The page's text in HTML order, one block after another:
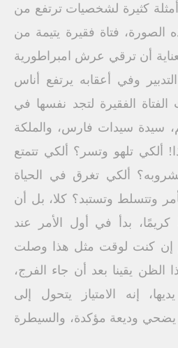
كثيرة لشخصيات ترتفع من
الصورة، فتاة فقيرة يتيمة من
أن ترقي عرش امبراطورية
وفي أعقابه يرتفع أناس
الفقيرة لتجد نفسها في
سيدة سيدات فارس، والملكة
ألكي تلهو وتسر؟ ألكي تتمتع
ألكي تغرق في الحياة
وتتسلط وتستبد؟ كلا، بل أن
كريمًا، بدأ في أول الأمر عند
إن كنت لوقت مثل هذا وصلت
الظن يقينا بعد أن جاء الفرج،
إنه الامتياز يتحول إلى
يضحي وديعة مؤكدة، والسيطرة